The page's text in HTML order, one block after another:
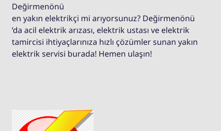
Değirmenönü
en yakın elektrikçi mi arıyorsunuz? Değirmenönü
’da acil elektrik arızası, elektrik ustası ve elektrik
tamircisi ihtiyaçlarınıza hızlı çözümler sunan yakın
elektrik servisi burada! Hemen ulaşın!